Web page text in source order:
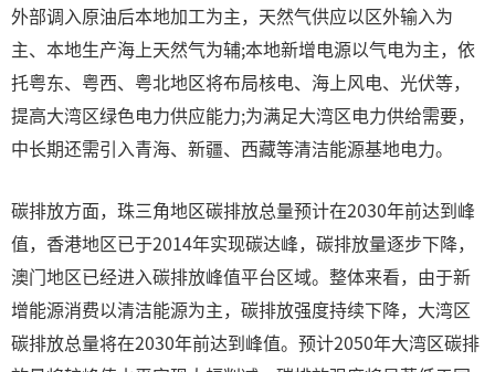
外部调入原油后本地加工为主，天然气供应以区外输入为
主、本地生产海上天然气为辅;本地新增电源以气电为主，依
托粤东、粤西、粤北地区将布局核电、海上风电、光伏等，
提高大湾区绿色电力供应能力;为满足大湾区电力供给需要，
中长期还需引入青海、新疆、西藏等清洁能源基地电力。
碳排放方面，珠三角地区碳排放总量预计在2030年前达到峰
值，香港地区已于2014年实现碳达峰，碳排放量逐步下降，
澳门地区已经进入碳排放峰值平台区域。整体来看，由于新
增能源消费以清洁能源为主，碳排放强度持续下降，大湾区
碳排放总量将在2030年前达到峰值。预计2050年大湾区碳排